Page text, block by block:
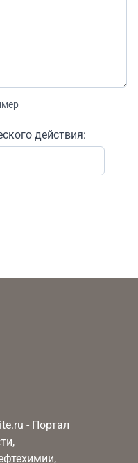
действия:
- Портал